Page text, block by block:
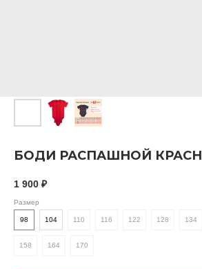
БОДИ РАСПАШНОЙ
1 900 ₽
Размер
98 104 110 116 122 128 134
158 164 170